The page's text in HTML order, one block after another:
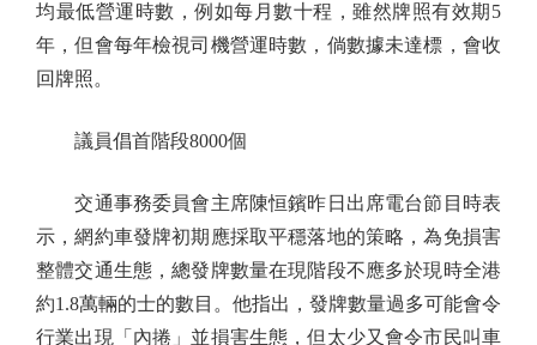
均最低營運時數，例如每月數十程，雖然牌照有效期5
年，但會每年檢視司機營運時數，倘數據未達標，會收
回牌照。
議員倡首階段8000個
交通事務委員會主席陳恒鑌昨日出席電台節目時表
示，網約車發牌初期應採取平穩落地的策略，為免損害
整體交通生態，總發牌數量在現階段不應多於現時全港
約1.8萬輛的士的數目。他指出，發牌數量過多可能會令
行業出現「內捲」並損害生態，但太少又會令市民叫車